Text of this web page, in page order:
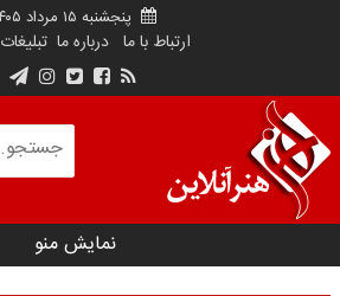
پنجشنبه ۱۵ مرداد ۱۴۰۵
ارتباط با ما درباره ما تبلیغات
نمایش منو